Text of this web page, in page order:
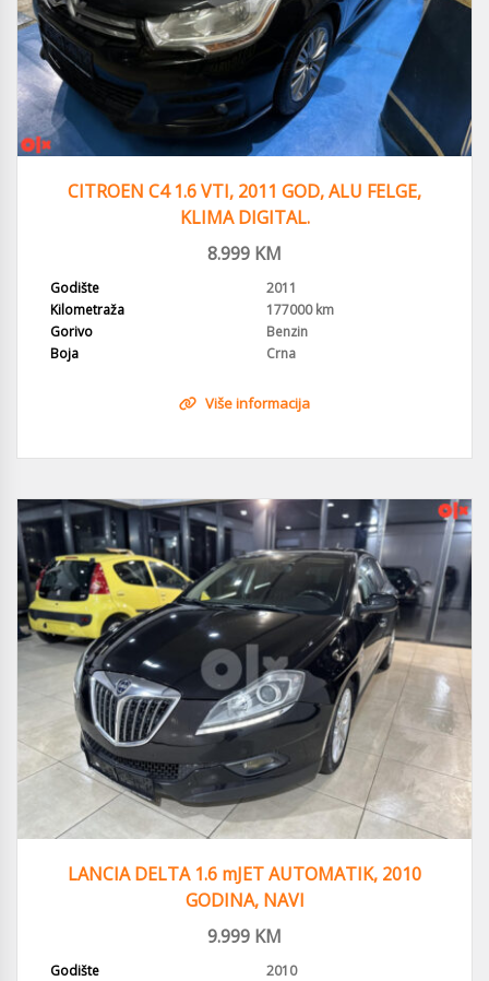
CITROEN C4 1.6 VTI, 2011 GOD, ALU FELGE,
KLIMA DIGITAL.
8.999 KM
Godište
2011
Kilometraža
177000 km
Gorivo
Benzin
Boja
Crna
Više informacija
LANCIA DELTA 1.6 mJET AUTOMATIK, 2010
GODINA, NAVI
9.999 KM
Godište
2010